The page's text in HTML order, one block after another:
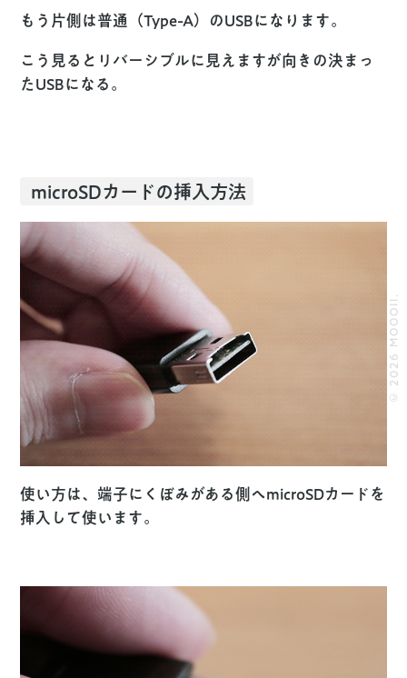
もう片側は普通（Type-A）のUSBになります。
こう見るとリバーシブルに見えますが向きの決まっ
たUSBになる。
microSDカードの挿入方法
使い方は、端子にくぼみがある側へmicroSDカードを
挿入して使います。
© 2026 MOOOII.